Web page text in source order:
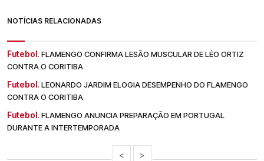
NOTÍCIAS RELACIONADAS
Futebol. FLAMENGO CONFIRMA LESÃO MUSCULAR DE LÉO ORTIZ
CONTRA O CORITIBA
Futebol. LEONARDO JARDIM ELOGIA DESEMPENHO DO FLAMENGO
CONTRA O CORITIBA
Futebol. FLAMENGO ANUNCIA PREPARAÇÃO EM PORTUGAL
DURANTE A INTERTEMPORADA
< >